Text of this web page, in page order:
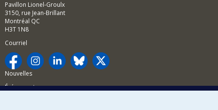
Pavillon Lionel-Groulx
3150, rue Jean-Brillant
Montréal QC
H3T 1N8
Courriel
Nouvelles
Événements